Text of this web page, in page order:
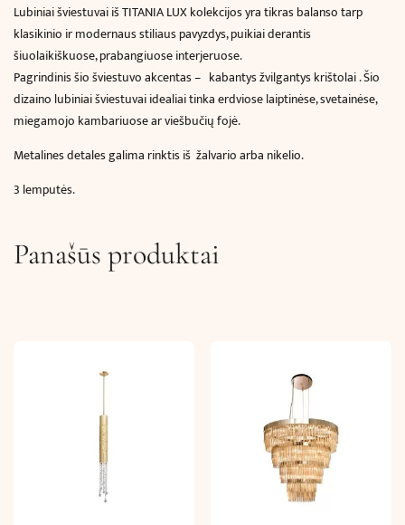
Lubiniai šviestuvai iš TITANIA LUX kolekcijos yra tikras balanso tarp
klasikinio ir modernaus stiliaus pavyzdys, puikiai derantis
šiuolaikiškuose, prabangiuose interjeruose.
Pagrindinis šio šviestuvo akcentas – kabantys žvilgantys krištolai . Šio
dizaino lubiniai šviestuvai idealiai tinka erdviose laiptinėse, svetainėse,
miegamojo kambariuose ar viešbučių fojė.
Metalines detales galima rinktis iš žalvario arba nikelio.
3 lemputės.
Panašūs produktai